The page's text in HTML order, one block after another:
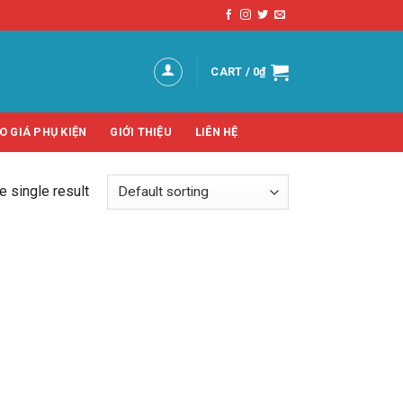
CART / 0₫
GIÁ PHỤ KIỆN GIỚI THIỆU LIÊN HỆ
single result